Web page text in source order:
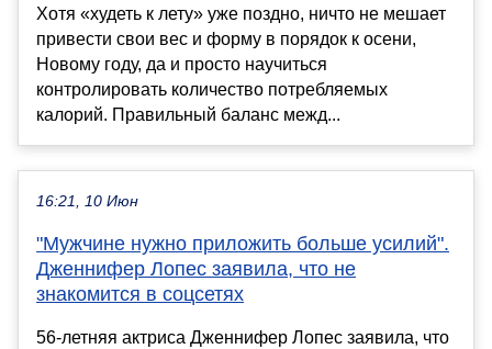
Хотя «худеть к лету» уже поздно, ничто не мешает
привести свои вес и форму в порядок к осени,
Новому году, да и просто научиться
контролировать количество потребляемых
калорий. Правильный баланс межд...
16:21, 10 Июн
"Мужчине нужно приложить больше усилий".
Дженнифер Лопес заявила, что не
знакомится в соцсетях
56-летняя актриса Дженнифер Лопес заявила, что